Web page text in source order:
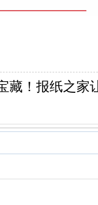
藏！报纸之家